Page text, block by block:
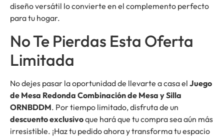
diseño versátil lo convierte en el complemento perfecto
para tu hogar.
No Te Pierdas Esta Oferta
Limitada
No dejes pasar la oportunidad de llevarte a casa el Juego
de Mesa Redonda Combinación de Mesa y Silla
ORNBDDM. Por tiempo limitado, disfruta de un
descuento exclusivoque hará que tu compra sea aún más
irresistible. ¡Haz tu pedido ahora y transforma tu espacio